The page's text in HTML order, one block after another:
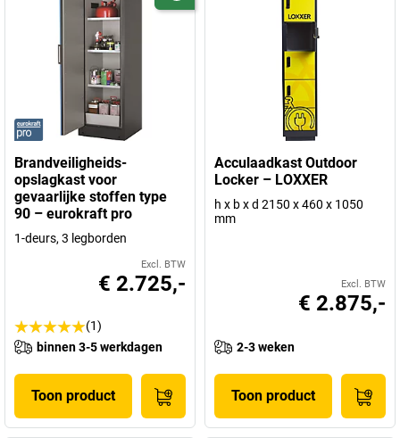
Brandveiligheids-
opslagkast voor
gevaarlijke stoffen type
90 – eurokraft pro
1-deurs, 3 legborden
Excl. BTW
€ 2.725,-
(1)
binnen 3-5 werkdagen
Toon product
Acculaadkast Outdoor
Locker – LOXXER
h x b x d 2150 x 460 x 1050
mm
Excl. BTW
€ 2.875,-
2-3 weken
Toon product